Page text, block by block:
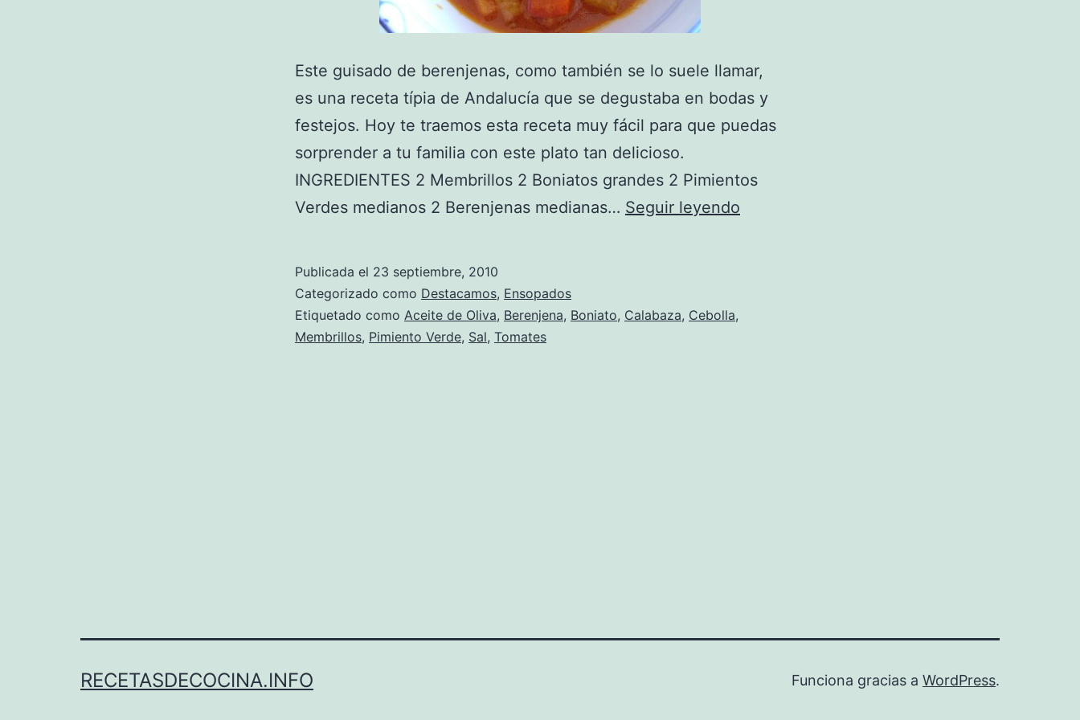
Este guisado de berenjenas, como también se lo suele llamar,
es una receta típia de Andalucía que se degustaba en bodas y
festejos. Hoy te traemos esta receta muy fácil para que puedas
sorprender a tu familia con este plato tan delicioso.
INGREDIENTES 2 Membrillos 2 Boniatos grandes 2 Pimientos
Verdes medianos 2 Berenjenas medianas… Seguir leyendo
Publicada el 23 septiembre, 2010
Categorizado como Destacamos, Ensopados
Etiquetado como Aceite de Oliva, Berenjena, Boniato, Calabaza, Cebolla,
Membrillos, Pimiento Verde, Sal, Tomates
RECETASDECOCINA.INFO Funciona gracias a WordPress.